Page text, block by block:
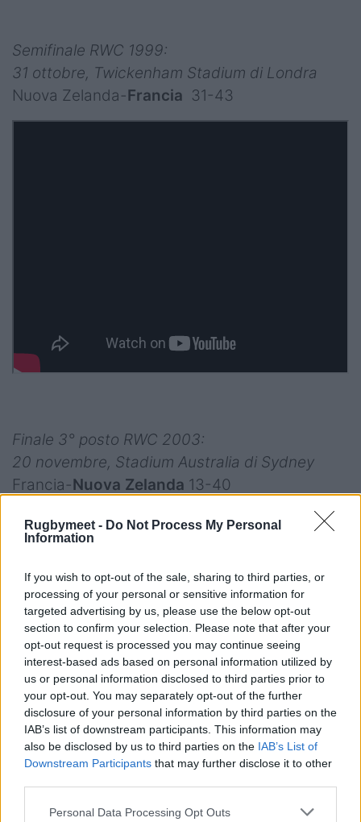
Rugbymeet - Do Not Process My Personal
Information
If you wish to opt-out of the sale, sharing to third parties, or
processing of your personal or sensitive information for
targeted advertising by us, please use the below opt-out
section to confirm your selection. Please note that after your
opt-out request is processed you may continue seeing
interest-based ads based on personal information utilized by
us or personal information disclosed to third parties prior to
your opt-out. You may separately opt-out of the further
disclosure of your personal information by third parties on the
IAB’s list of downstream participants. This information may
also be disclosed by us to third parties on the IAB’s List of
Downstream Participants that may further disclose it to other
Personal Data Processing Opt Outs
Semifinale RWC 1999:
31 ottobre, Twickenham Stadium di Londra
Nuova Zelanda-Francia 31-43
Finale 3° posto RWC 2003:
20 novembre, Stadium Australia di Sydney
Francia-Nuova Zelanda 13-40
Quarti di finale RWC 2007: